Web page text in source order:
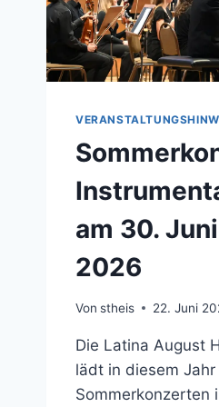
am 30.
2026
Von stheis 22. Juni
Die Latina August
lädt in diesem
Sommerkonzerten